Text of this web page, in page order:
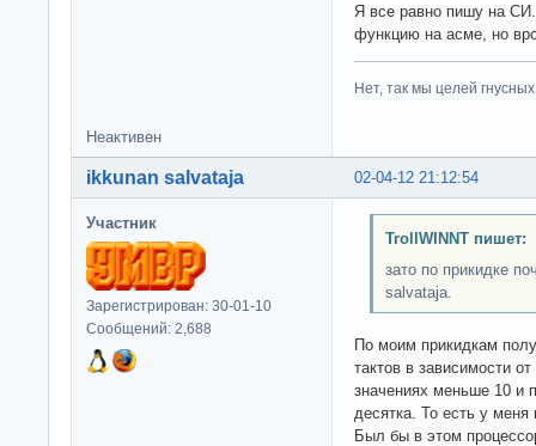
Я все равно пишу на
функцию на асме, но
Нет, так мы целей
Неактивен
02-04-12 21:12:54
ikkunan salvataja
Участник
Зарегистрирован: 30-01-10
Сообщений: 2,688
TrollWINNT пишет:
зато по прикидке
salvataja.
По моим прикидкам
тактов в зависимости
значениях меньше 10 и
десятка. То есть у
Был бы в этом